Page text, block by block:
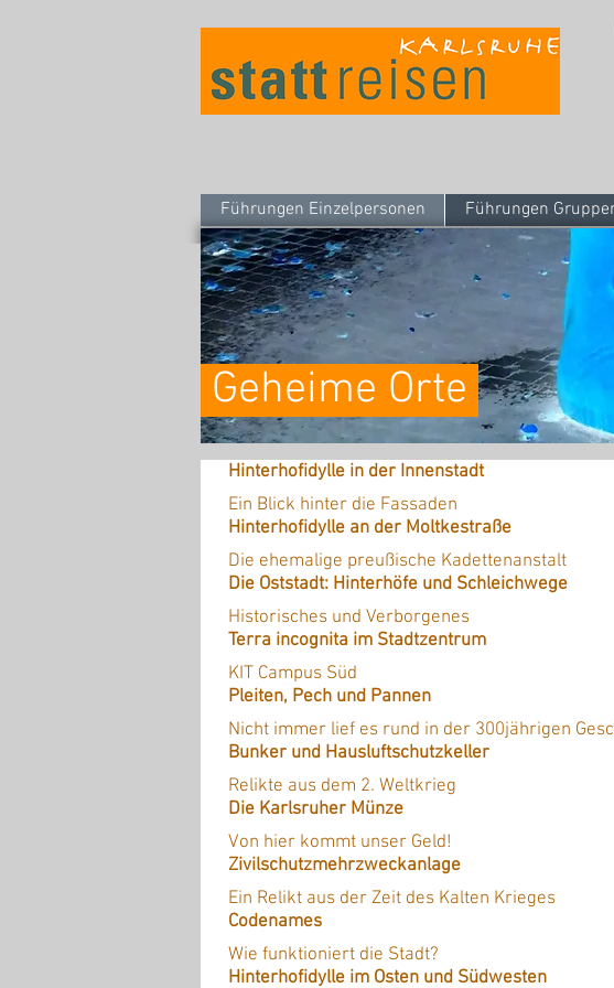
Führungen Einzelpersonen Führungen
Geheime Orte
Ein Blick hinter die Fassaden
Hinterhofidylle in der Innenstadt
Die ehemalige preußische Kadettenanstalt
Hinterhofidylle an der Moltkestraße
Historisches und Verborgenes
Die Oststadt: Hinterhöfe und Schleichwege
KIT Campus Süd
Terra incognita im Stadtzentrum
Nicht immer lief es rund in der 300jährigen
Pleiten, Pech und Pannen
Relikte aus dem 2. Weltkrieg
Bunker und Hausluftschutzkeller
Von hier kommt unser Geld!
Die Karlsruher Münze
Ein Relikt aus der Zeit des Kalten Krieges
Zivilschutzmehrzweckanlage
Wie funktioniert die Stadt?
Codenames
Hinterhofidylle im Osten und Südwesten